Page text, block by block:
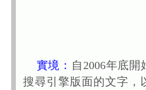
實境： 自2006年底
搜尋引擎版面的文字，